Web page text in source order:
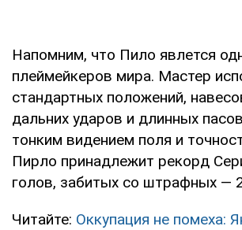
Напомним, что Пило явлется
плеймейкеров мира. Мастер
стандартных положений,
дальних ударов и длинных
тонким видением поля и
Пирло принадлежит рекорд
голов, забитых со штрафных —
Читайте: Оккупация не помеха: